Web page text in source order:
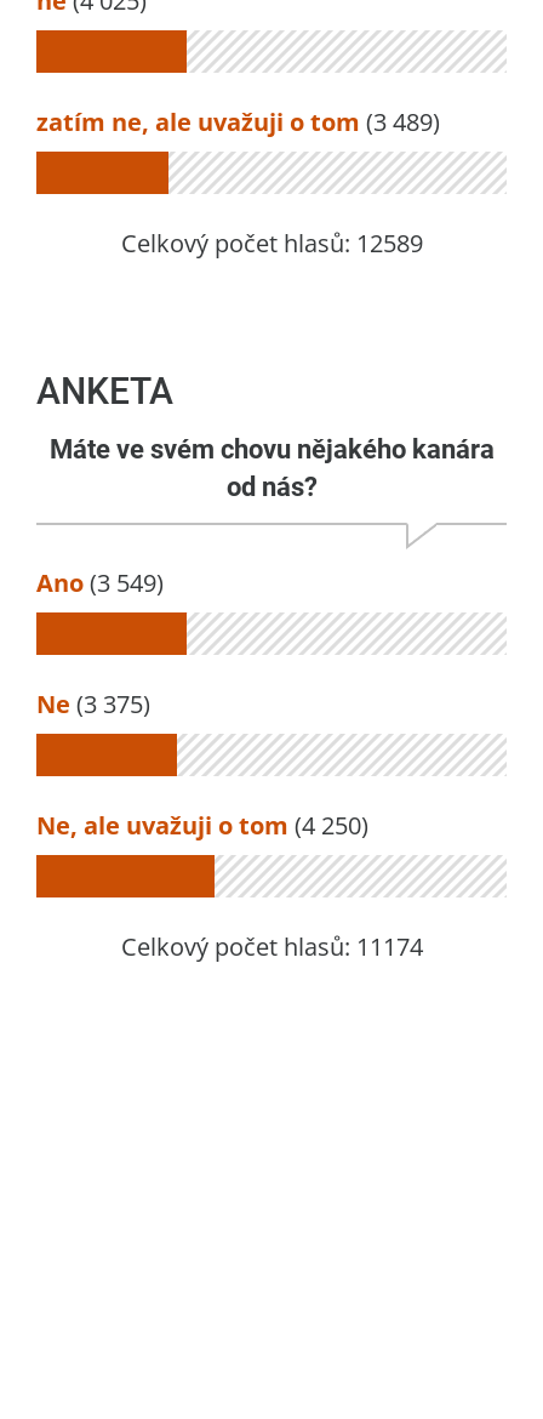
zatím ne, ale uvažuji o tom (3 489)
Celkový počet hlasů: 12589
ANKETA
Máte ve svém chovu nějakého kanára
od nás?
Ano(3 549)
Ne (3 375)
Ne, ale uvažuji o tom (4 250)
Celkový počet hlasů: 11174